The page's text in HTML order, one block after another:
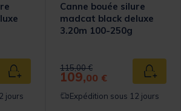
Ajouter au panier
jours
Canne bouée silure
madcat black deluxe
3.20m 100-250g
Price reduced from
115,00 €to
109,00 €
Expédition sous 12 jours